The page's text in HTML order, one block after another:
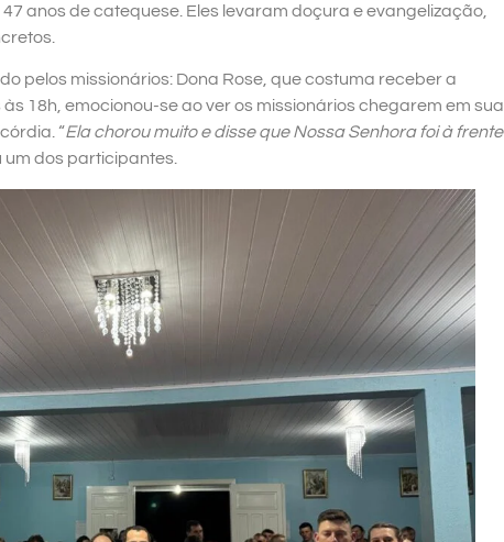
anos de catequese. Eles levaram doçura e evangelização,
pelos missionários: Dona Rose, que costuma receber a
18h, emocionou-se ao ver os missionários chegarem em sua
“Ela chorou muito e disse que Nossa Senhora foi à frente
um dos participantes.